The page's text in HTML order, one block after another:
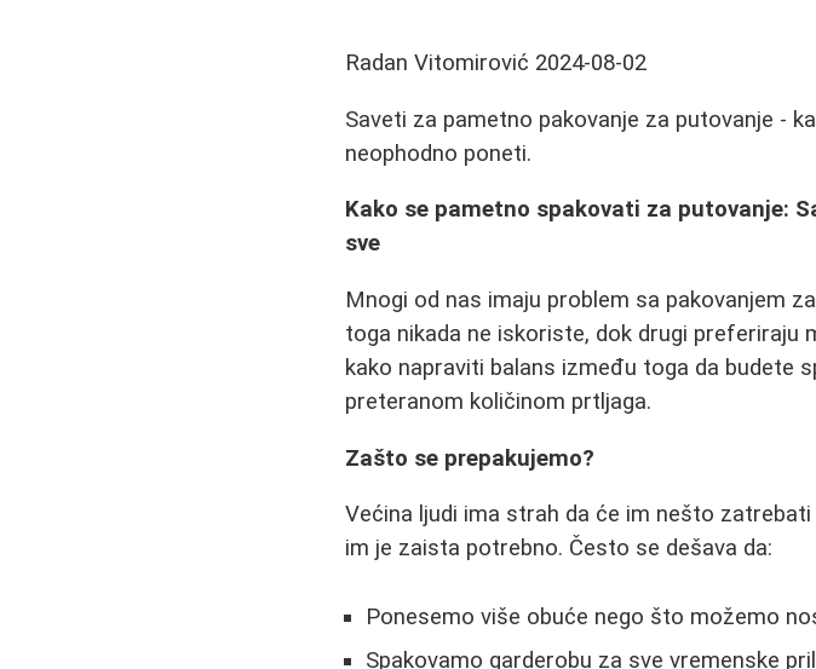
Radan Vitomirović 2024-08-02
Saveti za pametno pakovanje za putovanje -
neophodno poneti.
Kako se pametno spakovati za putovanje:
sve
Mnogi od nas imaju problem sa pakovanjem
toga nikada ne iskoriste, dok drugi preferiraju
kako napraviti balans između toga da budete
preteranom količinom prtljaga.
Zašto se prepakujemo?
Većina ljudi ima strah da će im nešto
im je zaista potrebno. Često se dešava da:
Ponesemo više obuće nego što možemo
Spakovamo garderobu za sve vremenske